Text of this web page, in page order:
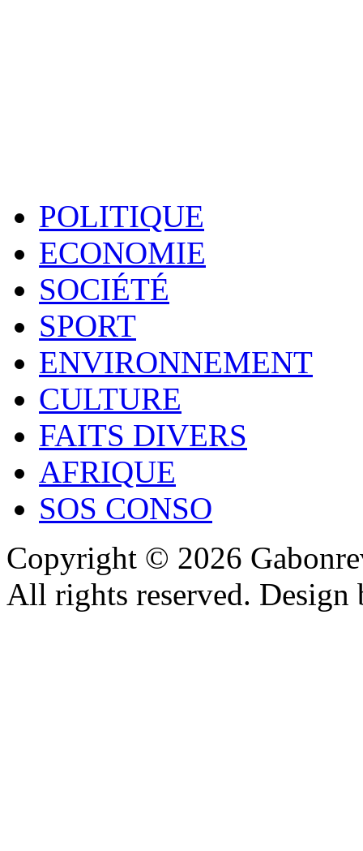
POLITIQUE
ECONOMIE
SOCIÉTÉ
SPORT
ENVIRONNEMENT
CULTURE
FAITS DIVERS
AFRIQUE
SOS CONSO
Copyright © 2026
All rights reserved.